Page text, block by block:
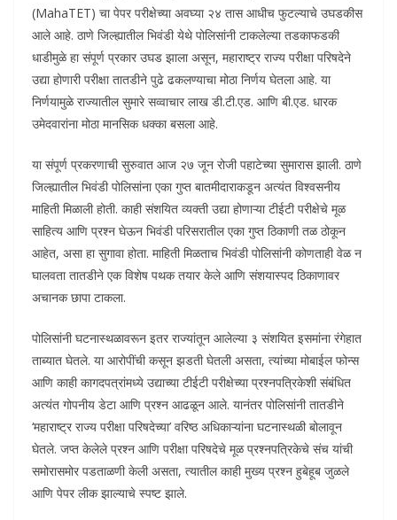
(MahaTET) चा पेपर परीक्षेच्या अवघ्या २४ तास आधीच फुटल्याचे उघडकीस
आले आहे. ठाणे जिल्ह्यातील भिवंडी येथे पोलिसांनी टाकलेल्या तडकाफडकी
धाडीमुळे हा संपूर्ण प्रकार उघड झाला असून, महाराष्ट्र राज्य परीक्षा परिषदेने
उद्या होणारी परीक्षा तातडीने पुढे ढकलण्याचा मोठा निर्णय घेतला आहे. या
निर्णयामुळे राज्यातील सुमारे सव्वाचार लाख डी.टी.एड. आणि बी.एड. धारक
उमेदवारांना मोठा मानसिक धक्का बसला आहे.
​या संपूर्ण प्रकरणाची सुरुवात आज २७ जून रोजी पहाटेच्या सुमारास झाली. ठाणे
जिल्ह्यातील भिवंडी पोलिसांना एका गुप्त बातमीदाराकडून अत्यंत विश्वसनीय
माहिती मिळाली होती. काही संशयित व्यक्ती उद्या होणाऱ्या टीईटी परीक्षेचे मूळ
साहित्य आणि प्रश्न घेऊन भिवंडी परिसरातील एका गुप्त ठिकाणी तळ ठोकून
आहेत, असा हा सुगावा होता. माहिती मिळताच भिवंडी पोलिसांनी कोणताही वेळ न
घालवता तातडीने एक विशेष पथक तयार केले आणि संशयास्पद ठिकाणावर
अचानक छापा टाकला.
​पोलिसांनी घटनास्थळावरून इतर राज्यांतून आलेल्या ३ संशयित इसमांना रंगेहात
ताब्यात घेतले. या आरोपींची कसून झडती घेतली असता, त्यांच्या मोबाईल फोन्स
आणि काही कागदपत्रांमध्ये उद्याच्या टीईटी परीक्षेच्या प्रश्नपत्रिकेशी संबंधित
अत्यंत गोपनीय डेटा आणि प्रश्न आढळून आले. यानंतर पोलिसांनी तातडीने
‘महाराष्ट्र राज्य परीक्षा परिषदेच्या’ वरिष्ठ अधिकाऱ्यांना घटनास्थळी बोलावून
घेतले. जप्त केलेले प्रश्न आणि परीक्षा परिषदेचे मूळ प्रश्नपत्रिकेचे संच यांची
समोरासमोर पडताळणी केली असता, त्यातील काही मुख्य प्रश्न हुबेहूब जुळले
आणि पेपर लीक झाल्याचे स्पष्ट झाले.